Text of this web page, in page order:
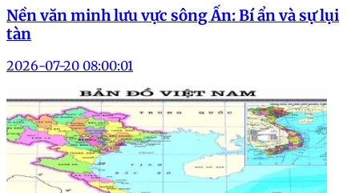
Nền văn minh lưu vực sông Ấn: Bí ẩn và sự lụi
tàn
2026-07-20 08:00:01